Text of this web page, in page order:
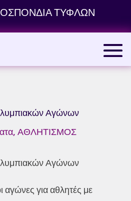
ΤΥΦΛΩΝ
Αγώνων
,ΑΘΛΗΤΙΣΜΟΣ
Αγώνων
αγώνες για αθλητές με